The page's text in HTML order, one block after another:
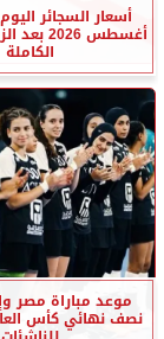
أغسطس
الكاملة
موعد مباراة مصر
نصف نهائي كأس